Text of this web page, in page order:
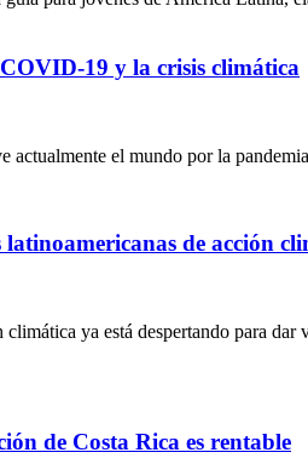
19 y la crisis climática
actualmente el mundo por la
de acción
ya está despertando para dar
de Costa Rica es rentable